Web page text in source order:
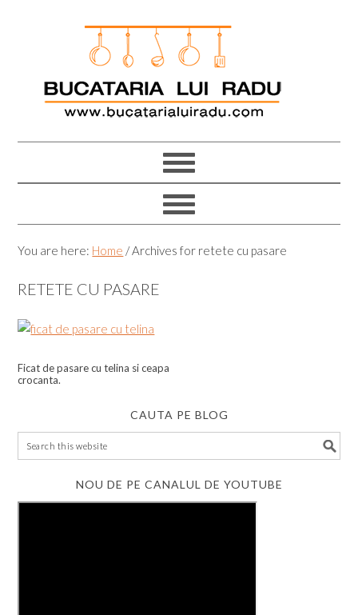
You are here: Home /Archives for retete cu pasare
RETETE CU PASARE
Ficat de pasare cu telina si ceapa
crocanta.
CAUTA PE BLOG
NOU DE PE CANALUL DE YOUTUBE